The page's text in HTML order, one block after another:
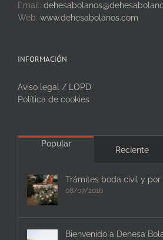
Email:
Web: www.dehesabolanos.com
INFORMACIÓN
Aviso legal / LOPD
Política de cookies
Popular
Reciente
Trámites boda civil y por
08/07/2016
Bienvenido a Dehesa